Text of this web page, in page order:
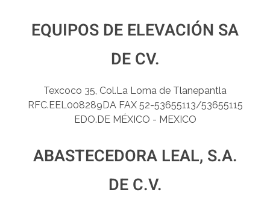
EQUIPOS DE ELEVACIÓN SA
DE CV.
Texcoco 35, Col.La Loma de Tlanepantla
RFC.EEL008289DA FAX 52-53655113/53655115
EDO.DE MÉXICO - MEXICO
ABASTECEDORA LEAL, S.A.
DE C.V.